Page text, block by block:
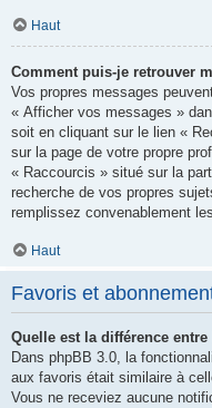
Haut
Comment puis-je retrouver
Vos propres messages
« Afficher vos messages »
soit en cliquant sur le lien «
sur la page de votre propre
« Raccourcis » situé sur la
recherche de vos propres
remplissez convenablement
Haut
Favoris et
Quelle est la différence
Dans phpBB 3.0, la
aux favoris était similaire à
Vous ne receviez aucune